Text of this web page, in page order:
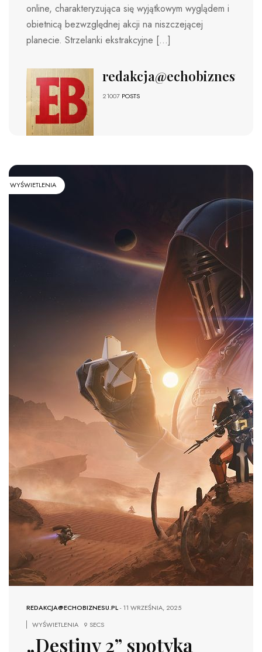
online, charakteryzująca się wyjątkowym wyglądem i
obietnicą bezwzględnej akcji na niszczejącej
planecie. Strzelanki ekstrakcyjne […]
redakcja@echobiznesu.pl
21007 POSTS
WYŚWIETLENIA
REDAKCJA@ECHOBIZNESU.PL-11 WRZEŚNIA, 2025
WYŚWIETLENIA
9 SECS
„Destiny 2” spotyka